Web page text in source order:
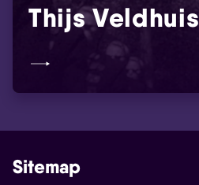
Thijs Veldhuis
Sitemap